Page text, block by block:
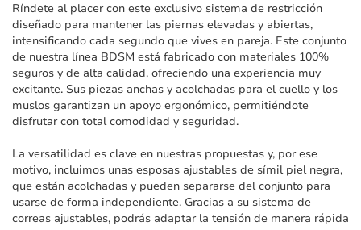
Ríndete al placer con este exclusivo sistema de restricción
diseñado para mantener las piernas elevadas y abiertas,
intensificando cada segundo que vives en pareja. Este conjunto
de nuestra línea BDSM está fabricado con materiales 100%
seguros y de alta calidad, ofreciendo una experiencia muy
excitante. Sus piezas anchas y acolchadas para el cuello y los
muslos garantizan un apoyo ergonómico, permitiéndote
disfrutar con total comodidad y seguridad.
La versatilidad es clave en nuestras propuestas y, por ese
motivo, incluimos unas esposas ajustables de símil piel negra,
que están acolchadas y pueden separarse del conjunto para
usarse de forma independiente. Gracias a su sistema de
correas ajustables, podrás adaptar la tensión de manera rápida